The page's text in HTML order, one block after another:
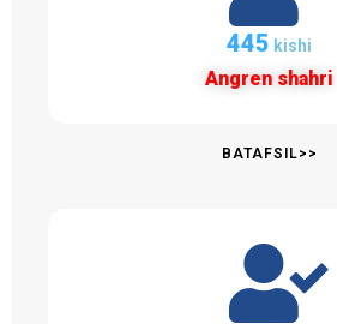
457 kishi
Angren shahri
BATAFSIL>>